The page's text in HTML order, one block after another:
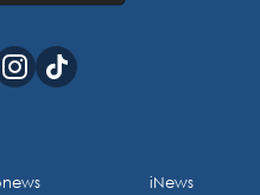
iNews